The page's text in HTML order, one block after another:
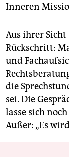
Inneren
Aus ihrer Sicht
Rückschritt:
und
die
sei. Die
lasse sich
Außer: „Es